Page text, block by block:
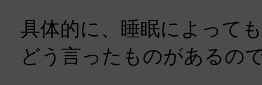
具体的に、睡眠によって
どう言ったものがあるの